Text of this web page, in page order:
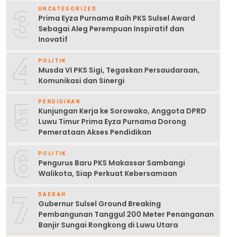
3 UNCATEGORIZED
Prima Eyza Purnama Raih PKS Sulsel Award
Sebagai Aleg Perempuan Inspiratif dan
Inovatif
4 POLITIK
Musda VI PKS Sigi, Tegaskan Persaudaraan,
Komunikasi dan Sinergi
5 PENDIDIKAN
Kunjungan Kerja ke Sorowako, Anggota DPRD
Luwu Timur Prima Eyza Purnama Dorong
Pemerataan Akses Pendidikan
6 POLITIK
Pengurus Baru PKS Makassar Sambangi
Walikota, Siap Perkuat Kebersamaan
7 DAERAH
Gubernur Sulsel Ground Breaking
Pembangunan Tanggul 200 Meter Penanganan
Banjir Sungai Rongkong di Luwu Utara